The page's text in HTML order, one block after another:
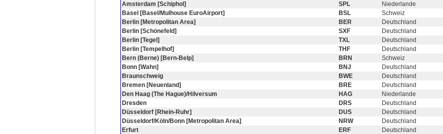
Amsterdam [Schiphol]
SPL
Niederlande
Basel [Basel/Mulhouse EuroAirport]
BSL
Schweiz
Berlin [Metropolitan Area]
BER
Deutschland
Berlin [Schönefeld]
SXF
Deutschland
Berlin [Tegel]
TXL
Deutschland
Berlin [Tempelhof]
THF
Deutschland
Bern (Berne) [Bern-Belp]
BRN
Schweiz
Bonn [Wahn]
BNJ
Deutschland
Braunschweig
BWE
Deutschland
Bremen [Neuenland]
BRE
Deutschland
Den Haag (The Hague)/Hilversum
HAG
Niederlande
Dresden
DRS
Deutschland
Düsseldorf [Rhein-Ruhr]
DUS
Deutschland
Düsseldorf/Köln/Bonn [Metropolitan Area]
NRW
Deutschland
Erfurt
ERF
Deutschland